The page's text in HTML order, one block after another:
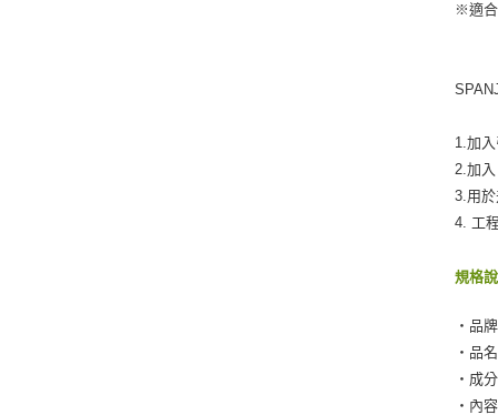
※適合
1.加
2.加
3.用
4. 工
規格
‧品
‧品
‧成
‧內